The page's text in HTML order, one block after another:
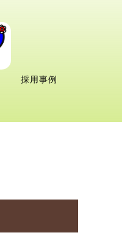
採用事例